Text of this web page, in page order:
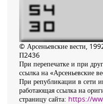
© Арсеньевские вести,
П2436
При перепечатке и при
ссылка на «Арсеньевские
При републикации в сети
работающая ссылка на
страницу сайта: https://